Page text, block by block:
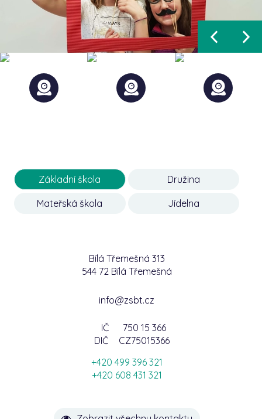
Základní škola Družina
Mateřská škola Jídelna
Bílá Třemešná 313
544 72 Bílá Třemešná
info@zsbt.cz
IČ
750 15 366
DIČ
CZ75015366
+420 499 396 321
+420 608 431 321